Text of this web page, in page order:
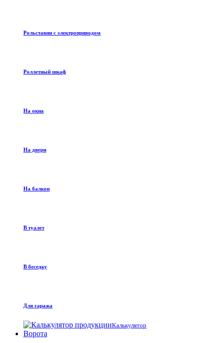
Рольставни с электроприводом
Роллетный шкаф
На окна
На двери
На балкон
В туалет
В беседку
Для гаража
Калькулятор
Ворота